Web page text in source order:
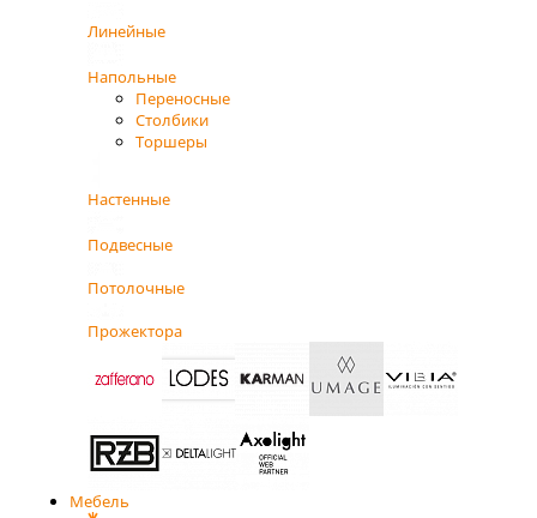
Линейные
Напольные
Переносные
Столбики
Торшеры
Настенные
Подвесные
Потолочные
Прожектора
Мебель